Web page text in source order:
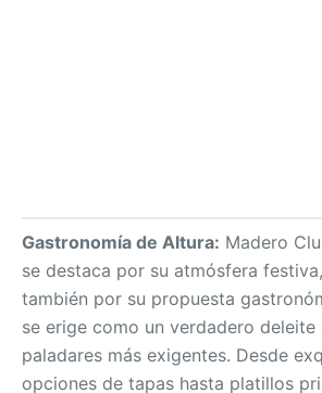
Gastronomía de Altura: Madero
se destaca por su atmósfera
también por su propuesta
se erige como un verdadero deleite
paladares más exigentes. Desde
opciones de tapas hasta platillos